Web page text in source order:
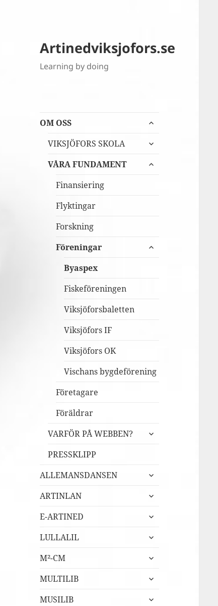
Artinedviksjofors.se
Learning by doing
OM OSS
expandera
VIKSJÖFORS SKOLA
expandera
VÅRA FUNDAMENT
expandera
Finansiering
Flyktingar
Forskning
Föreningar
expandera
Byaspex
Fiskeföreningen
Viksjöforsbaletten
Viksjöfors IF
Viksjöfors OK
Vischans bygdeförening
Företagare
Föräldrar
VARFÖR PÅ WEBBEN?
expandera
PRESSKLIPP
ALLEMANSDANSEN
expandera
ARTINLAN
expandera
E-ARTINED
expandera
LULLALIL
expandera
M²-CM
expandera
MULTILIB
expandera
MUSILIB
expandera